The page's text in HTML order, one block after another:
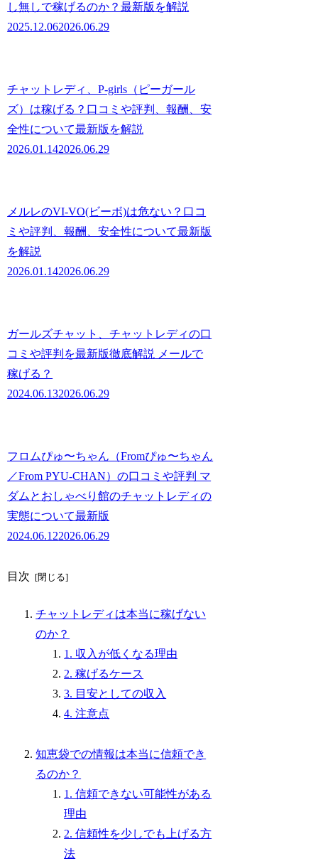
し無しで稼げるのか？最新版を解説
2025.12.062026.06.29
チャットレディ、P-girls（ピーガール
ズ）は稼げる？口コミや評判、報酬、安
全性について最新版を解説
2026.01.142026.06.29
メルレのVI-VO(ビーボ)は危ない？口コ
ミや評判、報酬、安全性について最新版
を解説
2026.01.142026.06.29
ガールズチャット、チャットレディの口
コミや評判を最新版徹底解説 メールで
稼げる？
2024.06.132026.06.29
フロムぴゅ〜ちゃん（Fromぴゅ〜ちゃん
／From PYU-CHAN）の口コミや評判 マ
ダムとおしゃべり館のチャットレディの
実態について最新版
2024.06.122026.06.29
目次
チャットレディは本当に稼げない
のか？
1. 収入が低くなる理由
2. 稼げるケース
3. 目安としての収入
4. 注意点
知恵袋での情報は本当に信頼でき
るのか？
1. 信頼できない可能性がある
理由
2. 信頼性を少しでも上げる方
法